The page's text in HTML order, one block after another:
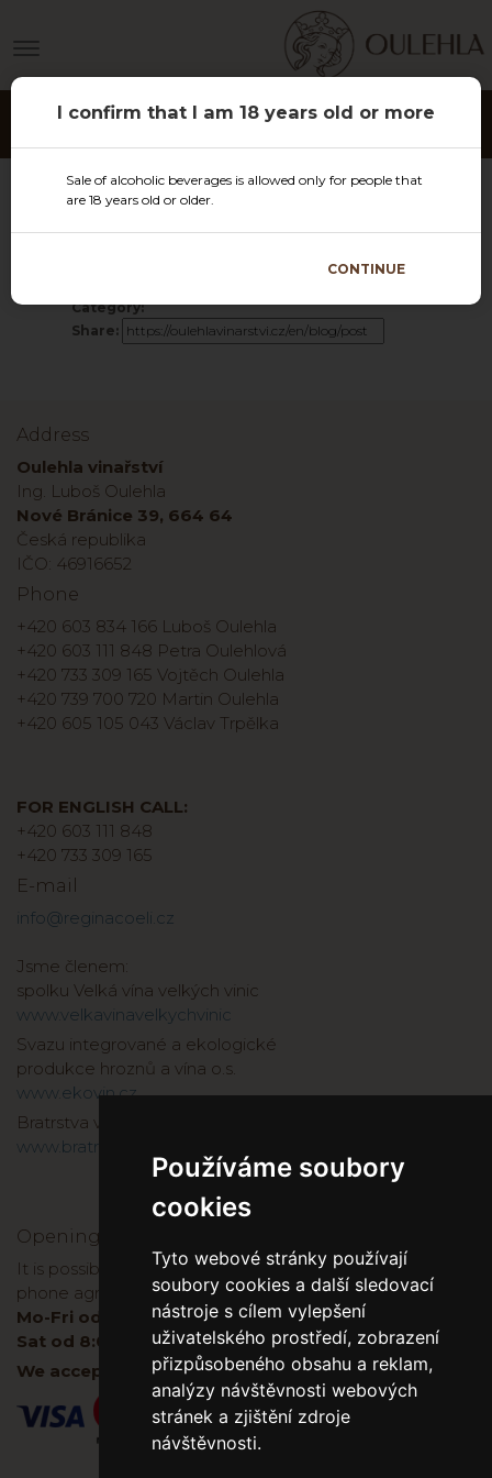
Používáme soubory
cookies
Tyto webové stránky používají
soubory cookies a další sledovací
nástroje s cílem vylepšení
uživatelského prostředí, zobrazení
přizpůsobeného obsahu a reklam,
analýzy návštěvnosti webových
stránek a zjištění zdroje
návštěvnosti.
I confirm that I am 18 years old or more
Sale of alcoholic beverages is allowed only for people that
are 18 years old or older.
CONTINUE
BACK TO NEWS
Category:
Share:
Address
Oulehla vinařství
Ing. Luboš Oulehla
Nové Bránice 39, 664 64
Česká republika
IČO: 46916652
Phone
+420 603 834 166 Luboš Oulehla
+420 603 111 848 Petra Oulehlová
+420 733 309 165 Vojtěch Oulehla
+420 739 700 720 Martin Oulehla
+420 605 105 043 Václav Trpělka
FOR ENGLISH CALL:
+420 603 111 848
+420 733 309 165
E-mail
info@reginacoeli.cz
Jsme členem:
spolku Velká vína velkých vinic
www.velkavinavelkychvinic
Svazu integrované a ekologické
produkce hroznů a vína o.s.
www.ekovin.cz
Bratrstva vinařů a kopáčů 1737
www.bratrstvo1737.cz
Opening hours
It is possible to buy wine directly at the winery, after
phone agreement:
Mo-Fri od 8:00 do 17:00
Sat od 8:00-11:00
We accept cards both on E-shop and in winery.